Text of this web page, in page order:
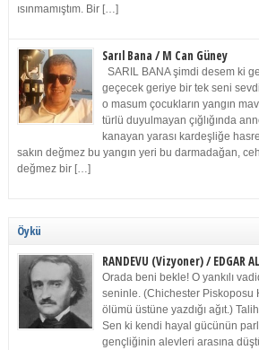
ısınmamıştım. Bir […]
Sarıl Bana / M Can Güney
SARIL BANA şimdi desem ki
geçecek geriye bir tek seni
o masum çocukların yangın
türlü duyulmayan çığlığında
kanayan yarası kardeşliğe
sakın değmez bu yangın yeri bu darmadağan,
değmez bir […]
Öykü
RANDEVU (Vizyoner) / EDGAR
Orada beni bekle! O yankılı
seninle. (Chichester Piskoposu
ölümü üstüne yazdığı ağıt.)
Sen ki kendi hayal gücünün
gençliğinin alevleri arasına